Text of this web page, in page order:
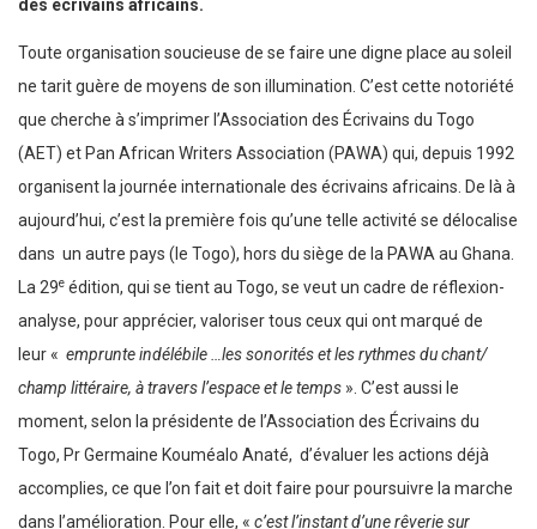
des écrivains africains.
Toute organisation soucieuse de se faire une digne place au soleil
ne tarit guère de moyens de son illumination. C’est cette notoriété
que cherche à s’imprimer l’Association des Écrivains du Togo
(AET) et Pan African Writers Association (PAWA) qui, depuis 1992
organisent la journée internationale des écrivains africains. De là à
aujourd’hui, c’est la première fois qu’une telle activité se délocalise
dans un autre pays (le Togo), hors du siège de la PAWA au Ghana.
La 29e édition, qui se tient au Togo, se veut un cadre de réflexion-
analyse, pour apprécier, valoriser tous ceux qui ont marqué de
leur « emprunte indélébile …les sonorités et les rythmes du chant/
champ littéraire, à travers l’espace et le temps ». C’est aussi le
moment, selon la présidente de l’Association des Écrivains du
Togo, Pr Germaine Kouméalo Anaté, d’évaluer les actions déjà
accomplies, ce que l’on fait et doit faire pour poursuivre la marche
dans l’amélioration. Pour elle, « c’est l’instant d’une rêverie sur